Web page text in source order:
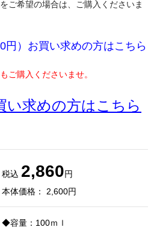
ご希望の場合は、ご購入くださいま
）お買い求めの方はこちら
ご購入くださいませ。
求めの方はこちら
税込 2,860円
本体価格： 2,600円
◆容量：100ｍｌ